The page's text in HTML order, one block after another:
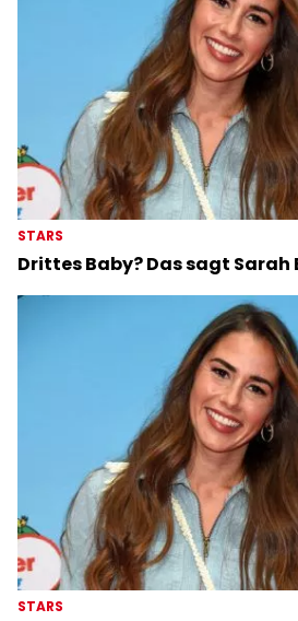
STARS
Drittes Baby? Das sagt Sarah
STARS